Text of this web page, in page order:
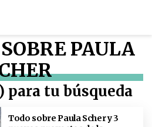
PAULA
para tu búsqueda
Todo sobre Paula Scher y 3